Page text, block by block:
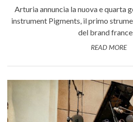
Arturia annuncia la nuova e quarta
instrument Pigments, il primo
del brand
READ MORE